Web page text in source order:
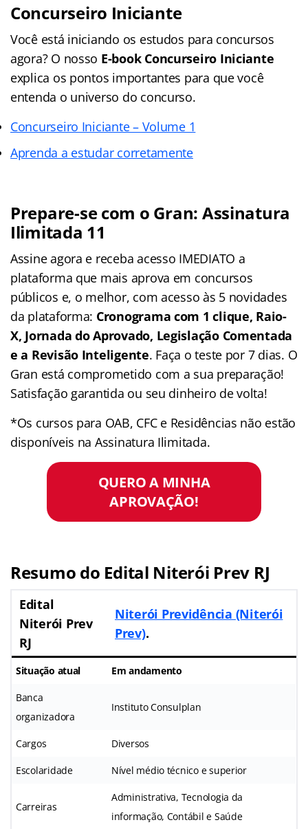
Concurseiro Iniciante
Você está iniciando os estudos para concursos
agora? O nosso E-book Concurseiro Iniciante
explica os pontos importantes para que você
entenda o universo do concurso.
Concurseiro Iniciante – Volume 1
Aprenda a estudar corretamente
Prepare-se com o Gran: Assinatura
Ilimitada 11
Assine agora e receba acesso IMEDIATO a
plataforma que mais aprova em concursos
públicos e, o melhor, com acesso às 5 novidades
da plataforma: Cronograma com 1 clique, Raio-
X, Jornada do Aprovado, Legislação Comentada
e a Revisão Inteligente. Faça o teste por 7 dias. O
Gran está comprometido com a sua preparação!
Satisfação garantida ou seu dinheiro de volta!
*Os cursos para OAB, CFC e Residências não estão
disponíveis na Assinatura Ilimitada.
QUERO A MINHA
APROVAÇÃO!
Resumo do Edital Niterói Prev RJ
Edital
Niterói Prev
RJ
Niterói Previdência (Niterói
Prev).
Situação atual Em andamento
Banca
organizadora
Instituto Consulplan
Cargos Diversos
Escolaridade Nível médio técnico e superior
Carreiras
Administrativa, Tecnologia da
informação, Contábil e Saúde